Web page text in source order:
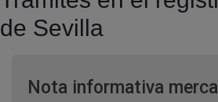
de Sevilla
Nota informativa